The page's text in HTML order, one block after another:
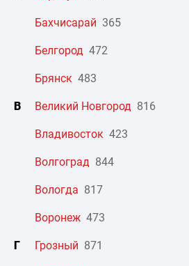
Бахчисарай 365
Белгород 472
Брянск 483
В Великий Новгород 816
Владивосток 423
Волгоград 844
Вологда 817
Воронеж 473
Г Грозный 871